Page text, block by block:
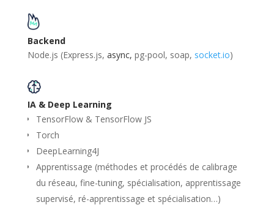
Backend
Node.js (Express.js, async, pg-pool, soap, socket.io)
IA & Deep Learning
TensorFlow & TensorFlow JS
Torch
DeepLearning4J
Apprentissage (méthodes et procédés de calibrage
du réseau, fine-tuning, spécialisation, apprentissage
supervisé, ré-apprentissage et spécialisation…)